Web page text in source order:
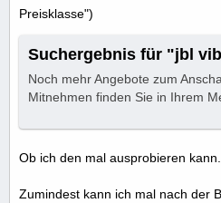
Preisklasse")
Suchergebnis für "jbl
Noch mehr Angebote zum
Mitnehmen finden Sie in Ihrem
Ob ich den mal ausprobieren kann.
Zumindest kann ich mal nach der